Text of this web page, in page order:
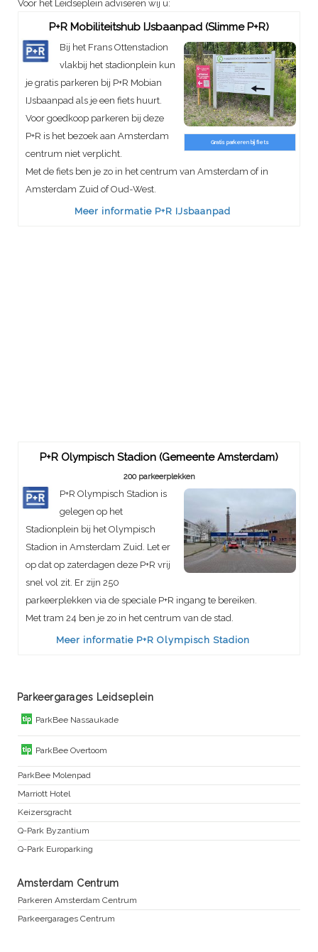
Voor het Leidseplein adviseren wij u:
P+R Mobiliteitshub IJsbaanpad (Slimme P+R)
Gratis parkeren bij fiets
Bij het Frans Ottenstadion
vlakbij het stadionplein kun
je gratis parkeren bij P+R Mobian
IJsbaanpad als je een fiets huurt.
Voor goedkoop parkeren bij deze
P+R is het bezoek aan Amsterdam
centrum niet verplicht.
Met de fiets ben je zo in het centrum van Amsterdam of in
Amsterdam Zuid of Oud-West.
Meer informatie P+R IJsbaanpad
P+R Olympisch Stadion (Gemeente Amsterdam)
200 parkeerplekken
P+R Olympisch Stadion is
gelegen op het
Stadionplein bij het Olympisch
Stadion in Amsterdam Zuid. Let er
op dat op zaterdagen deze P+R vrij
snel vol zit. Er zijn 250
parkeerplekken via de speciale P+R ingang te bereiken.
Met tram 24 ben je zo in het centrum van de stad.
Meer informatie P+R Olympisch Stadion
Parkeergarages Leidseplein
ParkBee Nassaukade
ParkBee Overtoom
ParkBee Molenpad
Marriott Hotel
Keizersgracht
Q-Park Byzantium
Q-Park Europarking
Amsterdam Centrum
Parkeren Amsterdam Centrum
Parkeergarages Centrum